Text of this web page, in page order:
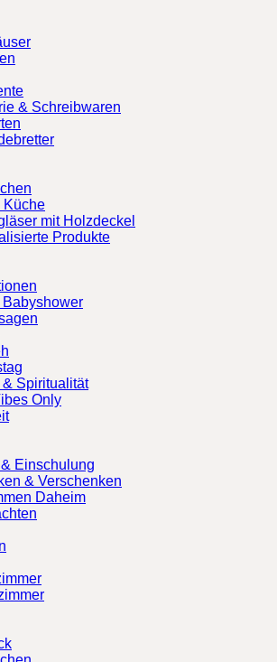
& Schreibwaren
Küche
mit Holzdeckel
Produkte
Babyshower
Spiritualität
Only
Einschulung
& Verschenken
Daheim